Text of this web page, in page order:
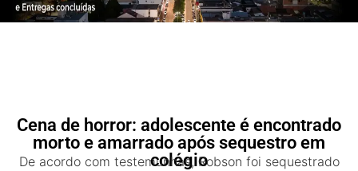
Cena de horror: adolescente é encontrado
morto e amarrado após sequestro em
colégio
De acordo com testemunhas, Robson foi sequestrado